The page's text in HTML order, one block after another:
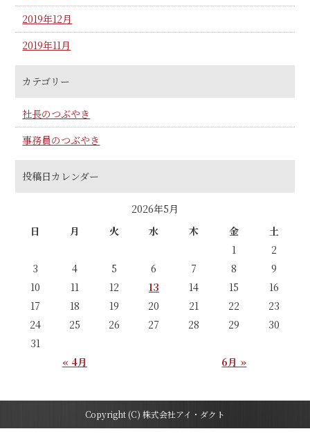
2019年12月
2019年11月
カテゴリー
社長のつぶやき
事務員のつぶやき
投稿日カレンダー
2026年5月
日
月 火 水 木 金 土
« 4月 6月 »
1
2
3
4 5 6 7 8
9
10
11 12 13 14 15
16
17
18 19 20 21 22
23
24
25 26 27 28 29
30
31
Copyright (C) 株式会社アイ・ダクト